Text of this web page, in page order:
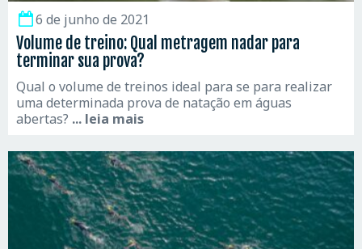
6 de junho de 2021
Volume de treino: Qual metragem nadar para
terminar sua prova?
Qual o volume de treinos ideal para se para realizar
uma determinada prova de natação em águas
abertas? ... leia mais